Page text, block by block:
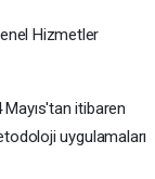
Hizmetler
itibaren
uygulamaları